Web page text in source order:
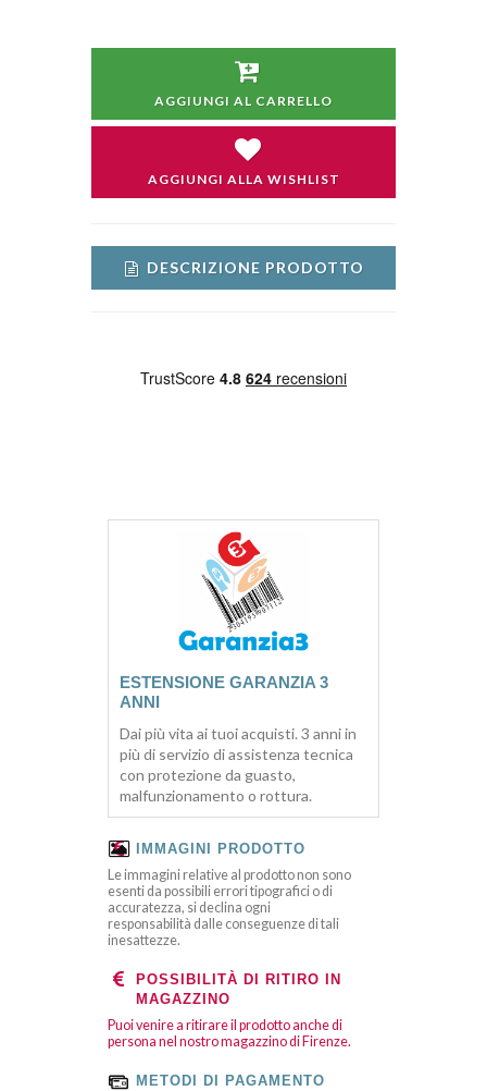
AGGIUNGI AL CARRELLO
AGGIUNGI ALLA WISHLIST
DESCRIZIONE PRODOTTO
ESTENSIONE GARANZIA 3
ANNI
Dai più vita ai tuoi acquisti. 3 anni in
più di servizio di assistenza tecnica
con protezione da guasto,
malfunzionamento o rottura.
IMMAGINI PRODOTTO
Le immagini relative al prodotto non sono
esenti da possibili errori tipografici o di
accuratezza, si declina ogni
responsabilità dalle conseguenze di tali
inesattezze.
POSSIBILITÀ DI RITIRO IN
MAGAZZINO
Puoi venire a ritirare il prodotto anche di
persona nel nostro magazzino di Firenze.
METODI DI PAGAMENTO